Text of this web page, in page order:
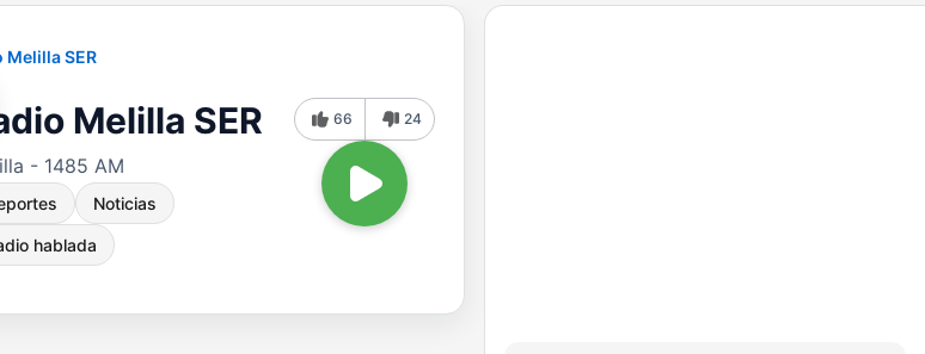
Melilla SER
Melilla SER
- 1485 AM
Noticias
hablada
66 24